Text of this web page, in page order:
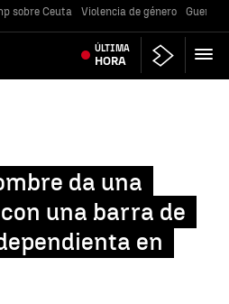
sobre Ceuta Violencia de género Guerra
ÚLTIMA
HORA
da una
una barra de
en